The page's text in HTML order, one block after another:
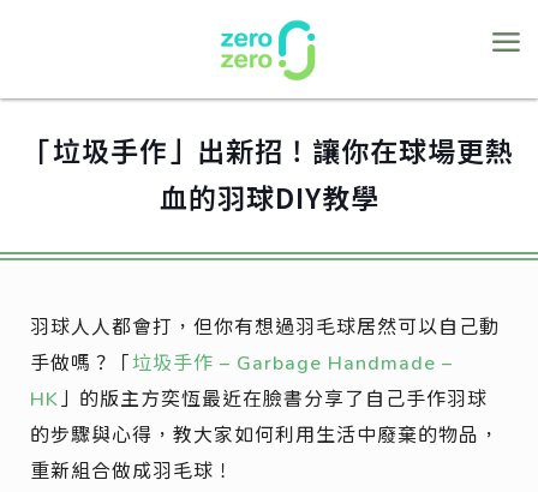
「垃圾手作」出新招！讓你在球場更熱
血的羽球DIY教學
羽球人人都會打，但你有想過羽毛球居然可以自己動
手做嗎？「 垃圾手作 – Garbage Handmade –
HK 」的版主方奕恆最近在臉書分享了自己手作羽球
的步驟與心得，教大家如何利用生活中廢棄的物品，
重新組合做成羽毛球！